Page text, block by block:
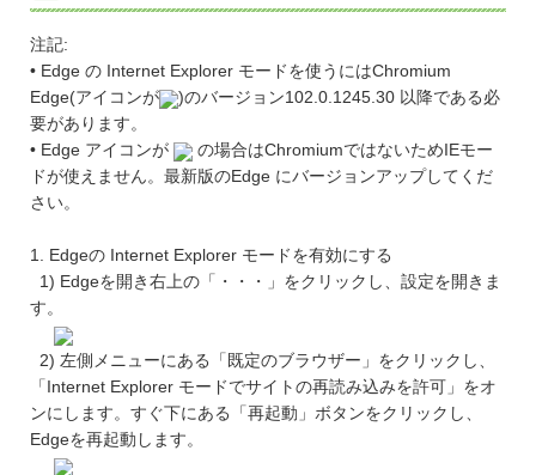
注記:
• Edge の Internet Explorer モードを使うにはChromium
Edge(アイコンが
)のバージョン102.0.1245.30 以降である必
要があります。
• Edge アイコンが
の場合はChromiumではないためIEモー
ドが使えません。最新版のEdge にバージョンアップしてくだ
さい。
1. Edgeの Internet Explorer モードを有効にする
1) Edgeを開き右上の「・・・」をクリックし、設定を開きま
す。
2) 左側メニューにある「既定のブラウザー」をクリックし、
「Internet Explorer モードでサイトの再読み込みを許可」をオ
ンにします。すぐ下にある「再起動」ボタンをクリックし、
Edgeを再起動します。